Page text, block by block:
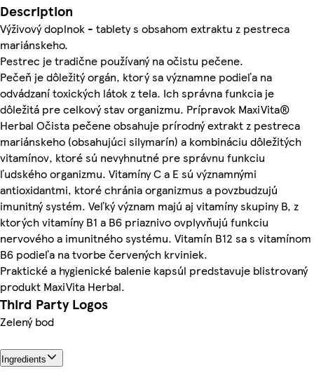
Description
Výživový doplnok - tablety s obsahom extraktu z pestreca
mariánskeho.
Pestrec je tradične používaný na očistu pečene.
Pečeň je dôležitý orgán, ktorý sa významne podieľa na
odvádzaní toxických látok z tela. Ich správna funkcia je
dôležitá pre celkový stav organizmu. Prípravok MaxiVita®
Herbal Očista pečene obsahuje prírodný extrakt z pestreca
mariánskeho (obsahujúci silymarín) a kombináciu dôležitých
vitamínov, ktoré sú nevyhnutné pre správnu funkciu
ľudského organizmu. Vitamíny C a E sú významnými
antioxidantmi, ktoré chránia organizmus a povzbudzujú
imunitný systém. Veľký význam majú aj vitamíny skupiny B, z
ktorých vitamíny B1 a B6 priaznivo ovplyvňujú funkciu
nervového a imunitného systému. Vitamín B12 sa s vitamínom
B6 podieľa na tvorbe červených krviniek.
Praktické a hygienické balenie kapsúl predstavuje blistrovaný
produkt MaxiVita Herbal.
Third Party Logos
Zelený bod
Ingredients